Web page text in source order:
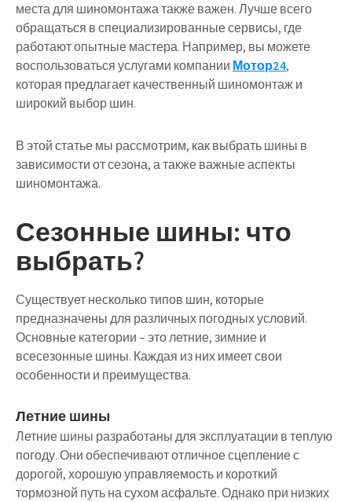
места для шиномонтажа также важен. Лучше всего
обращаться в специализированные сервисы, где
работают опытные мастера. Например, вы можете
воспользоваться услугами компании Мотор24,
которая предлагает качественный шиномонтаж и
широкий выбор шин.
В этой статье мы рассмотрим, как выбрать шины в
зависимости от сезона, а также важные аспекты
шиномонтажа.
Сезонные шины: что
выбрать?
Существует несколько типов шин, которые
предназначены для различных погодных условий.
Основные категории – это летние, зимние и
всесезонные шины. Каждая из них имеет свои
особенности и преимущества.
Летние шины
Летние шины разработаны для эксплуатации в теплую
погоду. Они обеспечивают отличное сцепление с
дорогой, хорошую управляемость и короткий
тормозной путь на сухом асфальте. Однако при низких